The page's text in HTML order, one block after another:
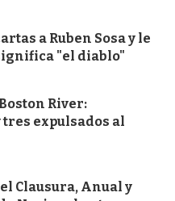
a Ruben Sosa y le
"el diablo"
River:
expulsados al
Clausura, Anual y